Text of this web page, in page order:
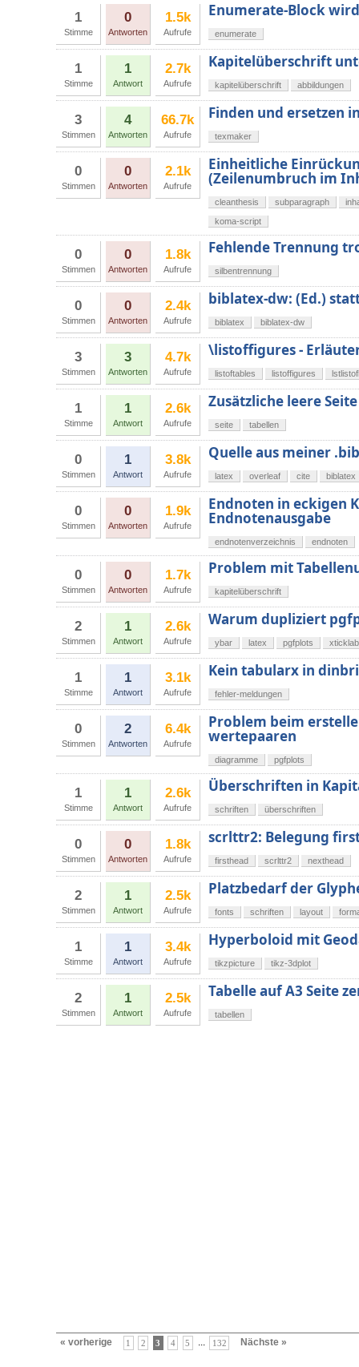
1
Stimme
0
Antworten
1.5k
Aufrufe
Enumerate-Block
enumerate
1
Stimme
1
Antwort
2.7k
Aufrufe
Kapitelüberschrift
kapitelüberschrift abbildungen
3
Stimmen
4
Antworten
66.7k
Aufrufe
Finden und ersetzen
texmaker
0
Stimmen
0
Antworten
2.1k
Aufrufe
Einheitliche
(Zeilenumbruch im
cleanthesis subparagraph
koma-script
0
Stimmen
0
Antworten
1.8k
Aufrufe
Fehlende Trennung
silbentrennung
0
Stimmen
0
Antworten
2.4k
Aufrufe
biblatex-dw: (Ed.)
biblatex biblatex-dw
3
Stimmen
3
Antworten
4.7k
Aufrufe
\listoffigures -
listoftables listoffigures
1
Stimme
1
Antwort
2.6k
Aufrufe
Zusätzliche leere
seite tabellen
0
Stimmen
1
Antwort
3.8k
Aufrufe
Quelle aus meiner
latex overleaf cite biblatex
0
Stimmen
0
Antworten
1.9k
Aufrufe
Endnoten in eckigen
Endnotenausgabe
endnotenverzeichnis endnoten
0
Stimmen
0
Antworten
1.7k
Aufrufe
Problem mit
kapitelüberschrift
2
Stimmen
1
Antwort
2.6k
Aufrufe
Warum dupliziert
ybar latex pgfplots
1
Stimme
1
Antwort
3.1k
Aufrufe
Kein tabularx in
fehler-meldungen
0
Stimmen
2
Antworten
6.4k
Aufrufe
Problem beim
wertepaaren
diagramme pgfplots
1
Stimme
1
Antwort
2.6k
Aufrufe
Überschriften in
schriften überschriften
0
Stimmen
0
Antworten
1.8k
Aufrufe
scrlttr2: Belegung
firsthead scrlttr2 nexthead
2
Stimmen
1
Antwort
2.5k
Aufrufe
Platzbedarf der
fonts schriften layout
1
Stimme
1
Antwort
3.4k
Aufrufe
Hyperboloid mit
tikzpicture tikz-3dplot
2
Stimmen
1
Antwort
2.5k
Aufrufe
Tabelle auf A3 Seite
tabellen
« vorherige 1 2 3 4 5 ... 132 Nächste »